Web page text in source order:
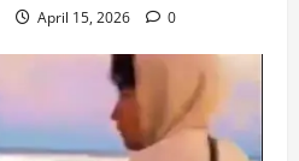
April 15, 2026 0